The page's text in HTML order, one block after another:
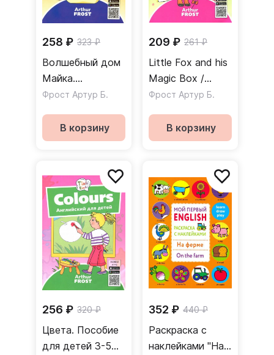
258 ₽ 323 ₽
Волшебный дом
Майка.
Английский для
(+QR-код)
Фрост Артур Б.
В корзину
209 ₽ 261 ₽
Little Fox and his
Magic Box /
Лисенок и его
Пособие для
детей 3-5 лет.
Фрост Артур Б.
В корзину
256 ₽ 320 ₽
Цвета. Пособие
для детей 3-5
352 ₽ 440 ₽
Раскраска с
наклейками "На